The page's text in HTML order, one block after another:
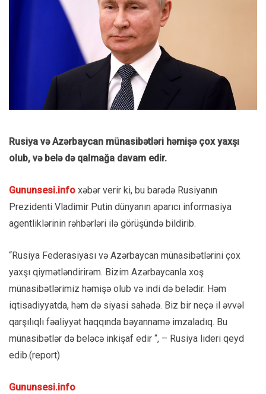
Rusiya və Azərbaycan münasibətləri həmişə çox yaxşı
olub, və belə də qalmağa davam edir.
Gununsesi.info xəbər verir ki, bu barədə Rusiyanın
Prezidenti Vladimir Putin dünyanın aparıcı informasiya
agentliklərinin rəhbərləri ilə görüşündə bildirib.
“Rusiya Federasiyası və Azərbaycan münasibətlərini çox
yaxşı qiymətləndirirəm. Bizim Azərbaycanla xoş
münasibətlərimiz həmişə olub və indi də belədir. Həm
iqtisadiyyatda, həm də siyasi sahədə. Biz bir neçə il əvvəl
qarşılıqlı fəaliyyət haqqında bəyannamə imzaladıq. Bu
münasibətlər də beləcə inkişaf edir “, – Rusiya lideri qeyd
edib.(report)
Gununsesi.info